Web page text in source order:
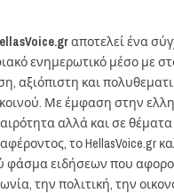
αποτελεί ένα
ενημερωτικό μέσο με
αξιόπιστη και
Με έμφαση στην
αλλά και σε
το HellasVoice.gr
φάσμα ειδήσεων που
την πολιτική, την